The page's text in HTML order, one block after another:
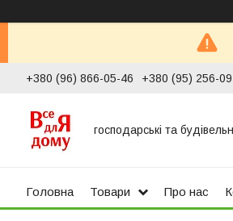
+380 (96) 866-05-46 +380 (95) 256-
господарські та
Головна Товари Про нас